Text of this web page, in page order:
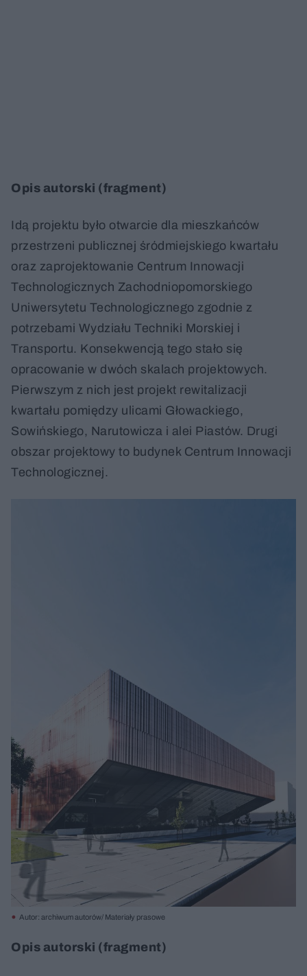
Opis autorski (fragment)
Idą projektu było otwarcie dla mieszkańców
przestrzeni publicznej śródmiejskiego kwartału
oraz zaprojektowanie Centrum Innowacji
Technologicznych Zachodniopomorskiego
Uniwersytetu Technologicznego zgodnie z
potrzebami Wydziału Techniki Morskiej i
Transportu. Konsekwencją tego stało się
opracowanie w dwóch skalach projektowych.
Pierwszym z nich jest projekt rewitalizacji
kwartału pomiędzy ulicami Głowackiego,
Sowińskiego, Narutowicza i alei Piastów. Drugi
obszar projektowy to budynek Centrum Innowacji
Technologicznej.
Autor: archiwum autorów/ Materiały prasowe
Opis autorski (fragment)